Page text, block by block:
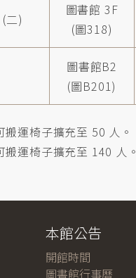
二)
圖書館 3F
(圖318)
圖書館B2
(圖B201)
運椅子擴充至 50 人。
搬運椅子擴充至 140 人。
本館公告
開館時間
圖書館行事曆